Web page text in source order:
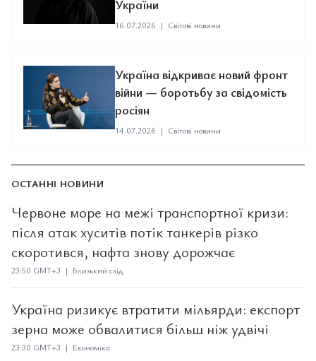
України
16.07.2026 | Світові новини
Україна відкриває новий фронт
війни — боротьбу за свідомість
росіян
14.07.2026 | Світові новини
ОСТАННІ НОВИНИ
Червоне море на межі транспортної кризи:
після атак хуситів потік танкерів різко
скоротився, нафта знову дорожчає
23:50 GMT+3 | Близький схід
Україна ризикує втратити мільярди: експорт
зерна може обвалитися більш ніж удвічі
23:30 GMT+3 | Економіка